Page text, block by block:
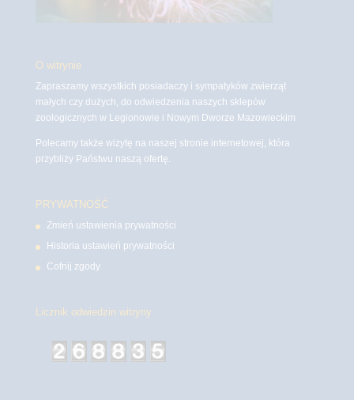
O witrynie
Zapraszamy wszystkich posiadaczy i sympatyków zwierząt
małych czy dużych, do odwiedzenia naszych sklepów
zoologicznych w Legionowie i Nowym Dworze Mazowieckim
Polecamy także wizytę na naszej stronie internetowej, która
przybliży Państwu naszą ofertę.
PRYWATNOŚĆ
Zmień ustawienia prywatności
Historia ustawień prywatności
Cofnij zgody
Licznik odwiedzin witryny